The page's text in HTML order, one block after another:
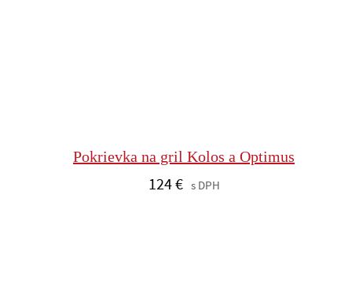
Pokrievka na gril Kolos a Optimus
124€ s DPH